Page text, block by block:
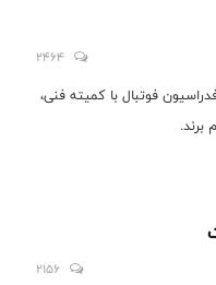
2464
فوتبال با کمیته فنی،
2156